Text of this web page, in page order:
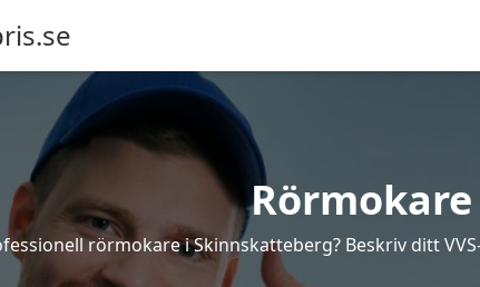
rörmokare i Skinnskatteberg? Beskriv ditt